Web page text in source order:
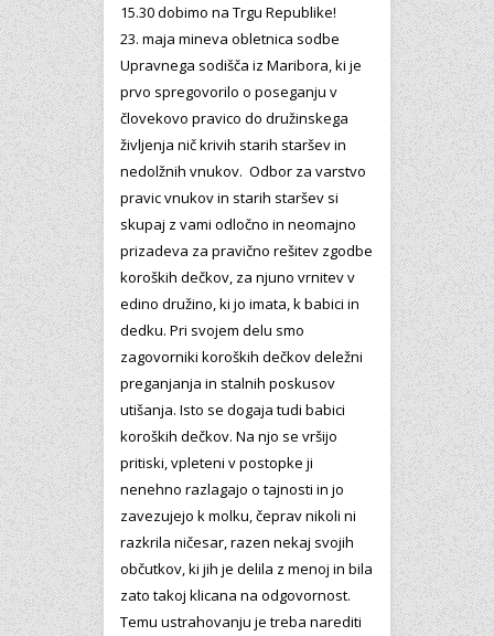
15.30 dobimo na Trgu Republike!
23. maja mineva obletnica sodbe
Upravnega sodišča iz Maribora, ki je
prvo spregovorilo o poseganju v
človekovo pravico do družinskega
življenja nič krivih starih staršev in
nedolžnih vnukov. Odbor za varstvo
pravic vnukov in starih staršev si
skupaj z vami odločno in neomajno
prizadeva za pravično rešitev zgodbe
koroških dečkov, za njuno vrnitev v
edino družino, ki jo imata, k babici in
dedku. Pri svojem delu smo
zagovorniki koroških dečkov deležni
preganjanja in stalnih poskusov
utišanja. Isto se dogaja tudi babici
koroških dečkov. Na njo se vršijo
pritiski, vpleteni v postopke ji
nenehno razlagajo o tajnosti in jo
zavezujejo k molku, čeprav nikoli ni
razkrila ničesar, razen nekaj svojih
občutkov, ki jih je delila z menoj in bila
zato takoj klicana na odgovornost.
Temu ustrahovanju je treba narediti